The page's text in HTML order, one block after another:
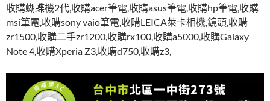
收購蝴蝶機2代,收購acer筆電,收購asus筆電,收購hp筆電,收購
msi筆電,收購sony vaio筆電,收購LEICA萊卡相機,鏡頭,收購
zr1500,收購二手zr1200,收購rx100,收購a5000,收購Galaxy
Note 4,收購Xperia Z3,收購d750,收購z3,